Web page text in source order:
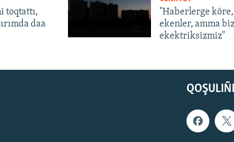
toqtattı,
daa
"Haberlerge köre,
ekenler, amma
ekektriksizmiz"